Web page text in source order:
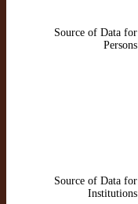
Source of Data for
Persons
Source of Data for
Institutions